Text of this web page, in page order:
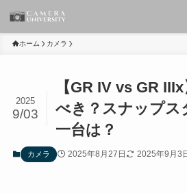
ホーム カメラ
【GR IV vs GR
べき？スナップス
一台は？
2025
9/03
カメラ 2025年8月27日 2025年9月3